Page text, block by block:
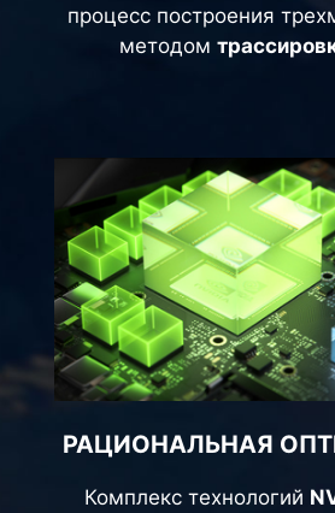
процесс построения
методом
РАЦИОНАЛЬНАЯ
Комплекс технологий